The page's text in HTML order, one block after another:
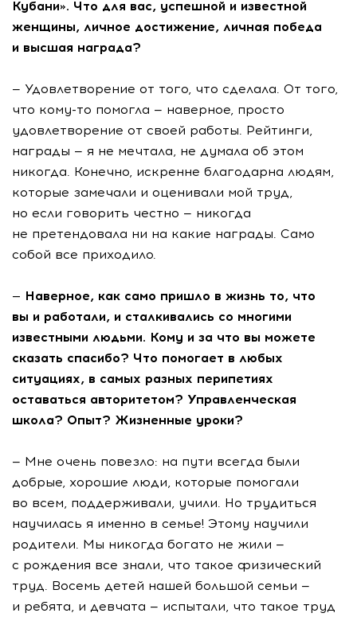
Кубани». Что для вас, успешной и известной
женщины, личное достижение, личная победа
и высшая награда?
— Удовлетворение от того, что сделала. От того,
что кому-то помогла — наверное, просто
удовлетворение от своей работы. Рейтинги,
награды — я не мечтала, не думала об этом
никогда. Конечно, искренне благодарна людям,
которые замечали и оценивали мой труд,
но если говорить честно — никогда
не претендовала ни на какие награды. Само
собой все приходило.
— Наверное, как само пришло в жизнь то, что
вы и работали, и сталкивались со многими
известными людьми. Кому и за что вы можете
сказать спасибо? Что помогает в любых
ситуациях, в самых разных перипетиях
оставаться авторитетом? Управленческая
школа? Опыт? Жизненные уроки?
— Мне очень повезло: на пути всегда были
добрые, хорошие люди, которые помогали
во всем, поддерживали, учили. Но трудиться
научилась я именно в семье! Этому научили
родители. Мы никогда богато не жили —
с рождения все знали, что такое физический
труд. Восемь детей нашей большой семьи —
и ребята, и девчата — испытали, что такое труд